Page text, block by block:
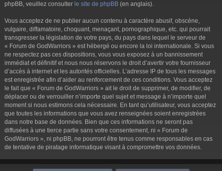
phpBB, veuillez consulter le site de phpBB (en anglais).
Vous acceptez de ne publier aucun contenu à caractère abusif, obscène,
vulgaire, diffamatoire, choquant, menaçant, pornographique, etc. qui pourrait
transgresser la législation de votre pays, du pays dans lequel le serveur de
« Forum de GodWarriors » est hébergé ou encore la loi internationale. Si vous
ne respectez pas ces dispositions, vous vous exposez à un bannissement
immédiat et définitif et nous nous réservons le droit d’avertir votre fournisseur
d’accès à internet et les autorités officielles. L’adresse IP de tous les messages
est enregistrée afin d’aider au renforcement de ces conditions. Vous acceptez
le fait que « Forum de GodWarriors » ait le droit de supprimer, de modifier, de
déplacer ou de verrouiller n’importe quel sujet et message à n’importe quel
moment si nous estimons cela nécessaire. En tant qu’utilisateur, vous acceptez
que toutes les informations que vous avez renseignées soient enregistrées
dans notre base de données. Bien que ces informations ne seront pas
diffusées à une tierce partie sans votre consentement, ni « Forum de
GodWarriors », ni phpBB, ne pourront être tenus comme responsables en cas
de tentative de piratage informatique visant à compromettre vos données.